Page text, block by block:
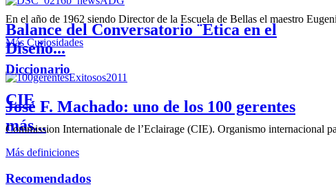
Balance del Conversatorio ¨Etica en el
Diseño...
José F. Machado: uno de los 100 gerentes
más...
En el año de 1962 siendo Director de la Escuela de Bellas el maestro
Más Curiosidades
Diccionario
CIE
Commission Internationale de l’Eclairage (CIE). Organismo internacional
Más definiciones
Recomendados